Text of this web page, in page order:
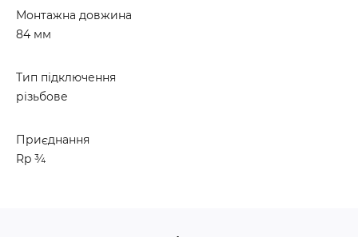
Монтажна довжина
84 мм
Тип підключення
різьбове
Приєднання
Rp ¾